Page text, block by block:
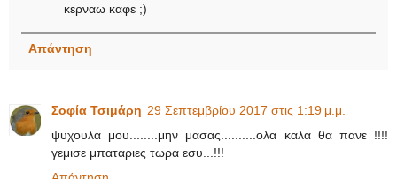
κερναω καφε ;)
Απάντηση
Σοφία Τσιμάρη 29 Σεπτεμβρίου 2017 στις 1:19 μ.μ.
ψυχουλα μου........μην μασας..........ολα καλα θα πανε !!!!
γεμισε μπαταριες τωρα εσυ...!!!